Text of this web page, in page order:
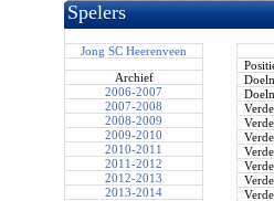
Spelers
Jong SC Heerenveen
Archief
2006-2007
2007-2008
2008-2009
2009-2010
2010-2011
2011-2012
2012-2013
2013-2014